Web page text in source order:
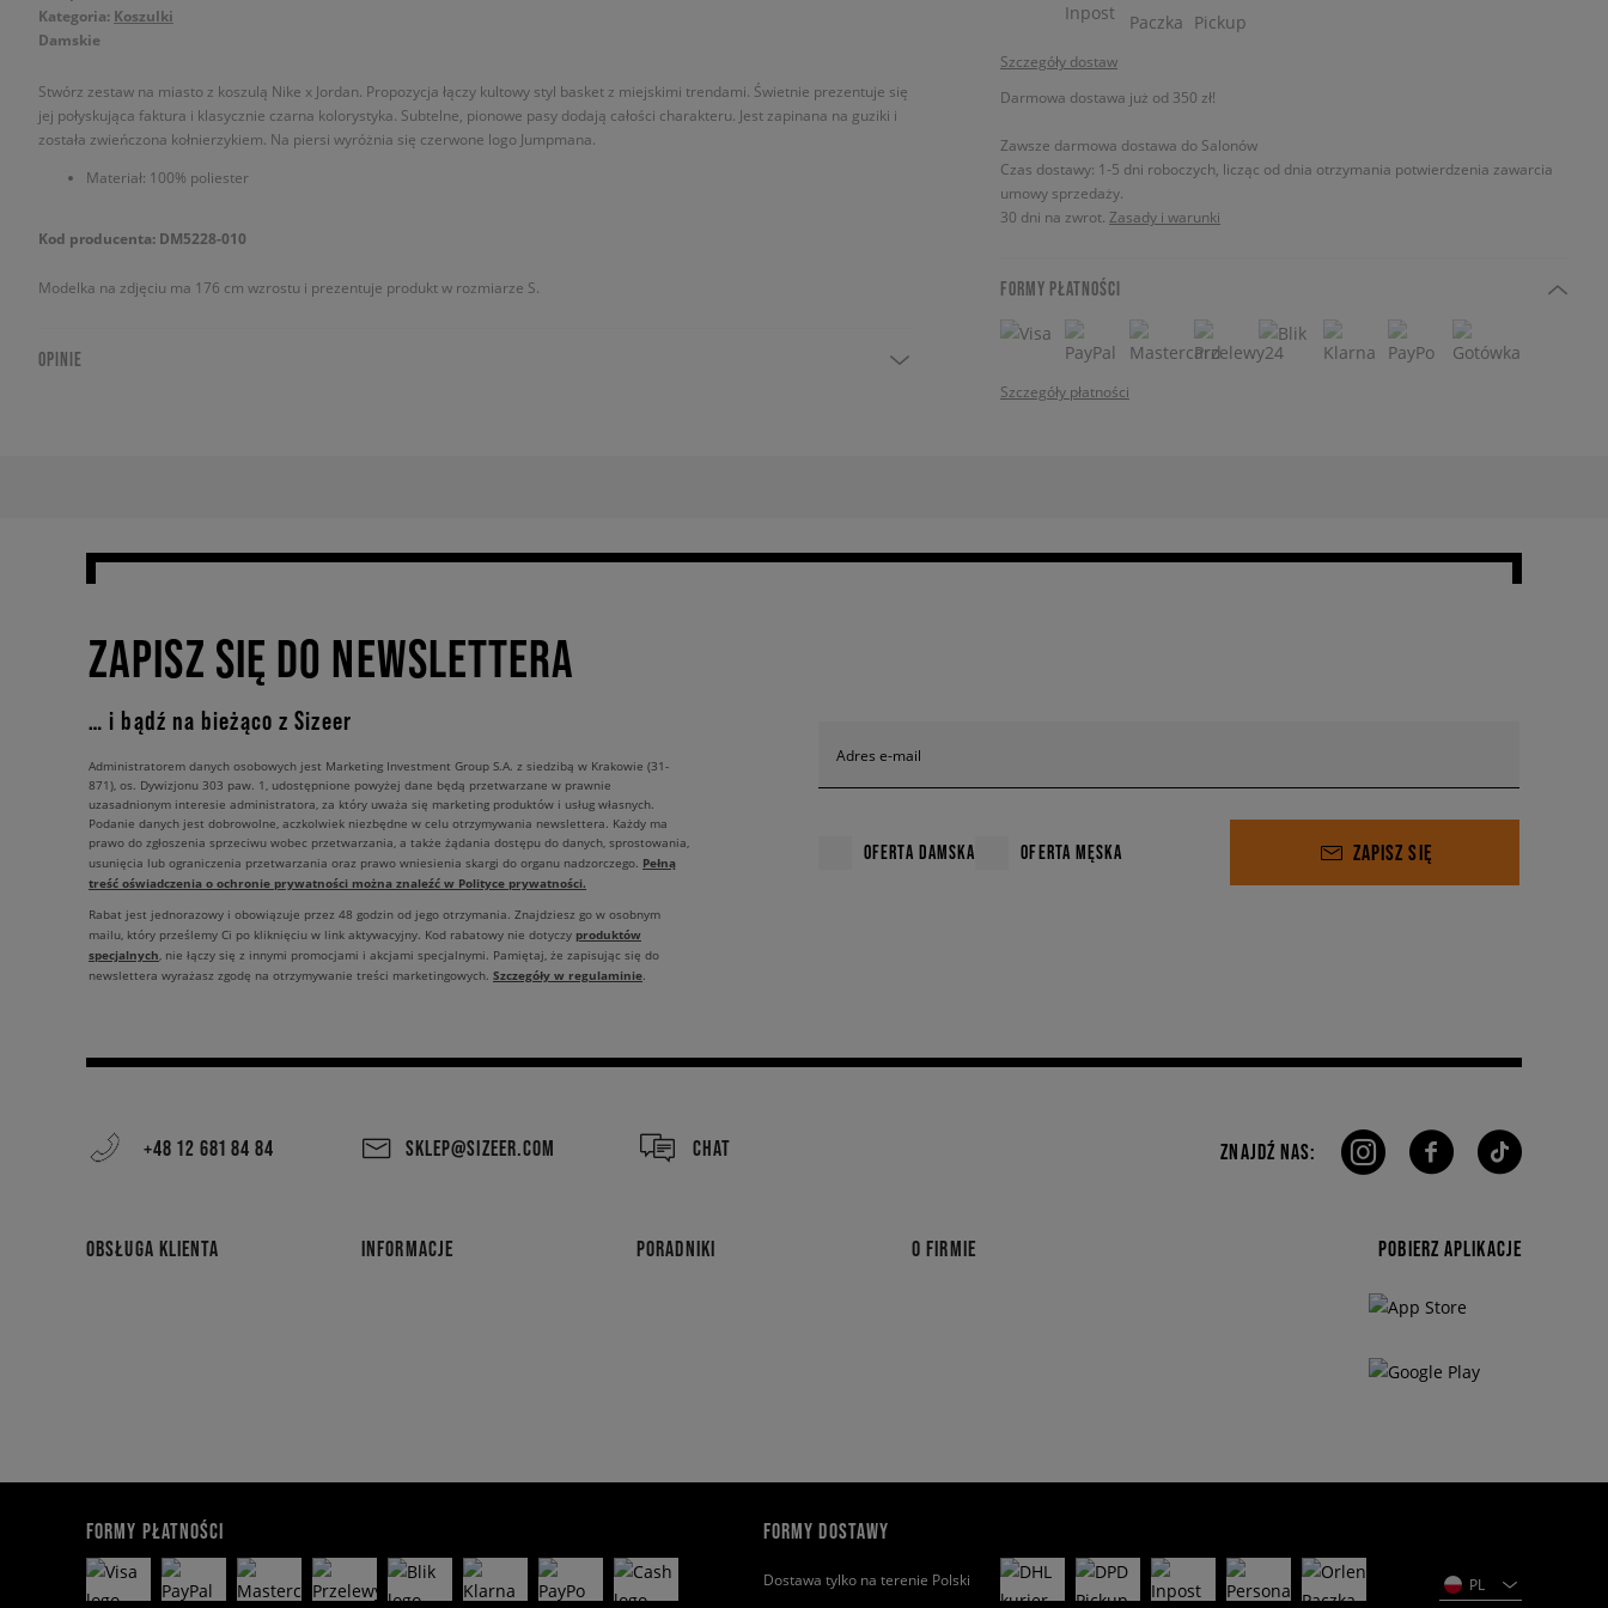
Kategoria: Koszulki
Damskie
Stwórz zestaw na miasto z koszulą Nike x Jordan. Propozycja łączy kultowy styl basket z miejskimi trendami. Świetnie prezentuje się
jej połyskująca faktura i klasycznie czarna kolorystyka. Subtelne, pionowe pasy dodają całości charakteru. Jest zapinana na guziki i
została zwieńczona kołnierzykiem. Na piersi wyróżnia się czerwone logo Jumpmana.
Materiał: 100% poliester
Kod producenta: DM5228-010
Modelka na zdjęciu ma 176 cm wzrostu i prezentuje produkt w rozmiarze S.
OPINIE
Szczegóły dostaw
Darmowa dostawa już od 350 zł!
Zawsze darmowa dostawa do Salonów
Czas dostawy: 1-5 dni roboczych, licząc od dnia otrzymania potwierdzenia zawarcia
umowy sprzedaży.
30 dni na zwrot. Zasady i warunki
FORMY PŁATNOŚCI
Szczegóły płatności
ZAPISZ SIĘ DO NEWSLETTERA
… i bądź na bieżąco z Sizeer
Adres e-mail
OFERTA DAMSKA OFERTA MĘSKA ZAPISZ SIĘ
Administratorem danych osobowych jest Marketing Investment Group S.A. z siedzibą w Krakowie (31-
871), os. Dywizjonu 303 paw. 1, udostępnione powyżej dane będą przetwarzane w prawnie
uzasadnionym interesie administratora, za który uważa się marketing produktów i usług własnych.
Podanie danych jest dobrowolne, aczkolwiek niezbędne w celu otrzymywania newslettera. Każdy ma
prawo do zgłoszenia sprzeciwu wobec przetwarzania, a także żądania dostępu do danych, sprostowania,
usunięcia lub ograniczenia przetwarzania oraz prawo wniesienia skargi do organu nadzorczego. Pełną
treść oświadczenia o ochronie prywatności można znaleźć w Polityce prywatności.
Rabat jest jednorazowy i obowiązuje przez 48 godzin od jego otrzymania. Znajdziesz go w osobnym
mailu, który prześlemy Ci po kliknięciu w link aktywacyjny. Kod rabatowy nie dotyczy produktów
specjalnych, nie łączy się z innymi promocjami i akcjami specjalnymi. Pamiętaj, że zapisując się do
newslettera wyrażasz zgodę na otrzymywanie treści marketingowych. Szczegóły w regulaminie.
+48 12 681 84 84 SKLEP@SIZEER.COM CHAT
OBSŁUGA KLIENTA INFORMACJE PORADNIKI O FIRMIE
ZNAJDŹ NAS:
POBIERZ APLIKACJE
FORMY PŁATNOŚCI FORMY DOSTAWY
Dostawa tylko na terenie Polski PL